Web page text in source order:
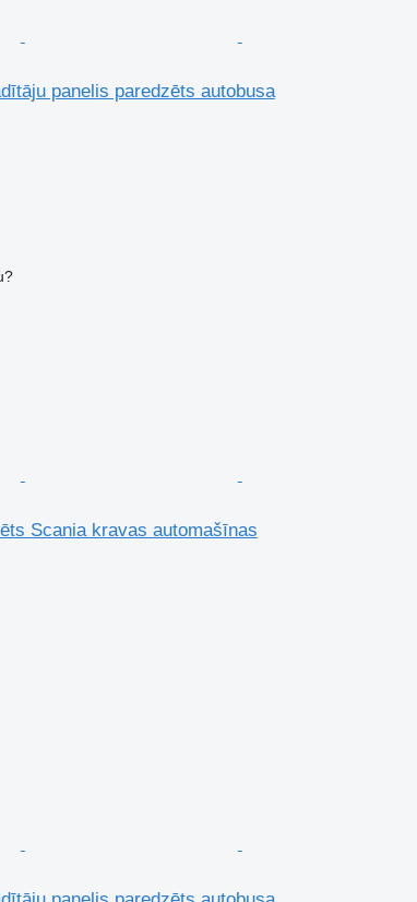
panelis paredzēts autobusa
Scania kravas automašīnas